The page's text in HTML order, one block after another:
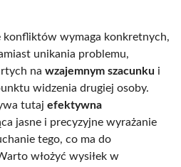
konfliktów wymaga konkretnych,
unikania problemu,
na wzajemnym szacunku i
widzenia drugiej osoby.
tutaj efektywna
jasne i precyzyjne wyrażanie
tego, co ma do
włożyć wysiłek w